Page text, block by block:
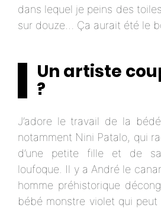
dans lequel je peins des
sur douze… Ça aurait été le
Un artiste
?
J’adore le travail de la
notamment Nini Patalo, qui
d’une petite fille et de
loufoque. Il y a André le
homme préhistorique
bébé monstre violet qui